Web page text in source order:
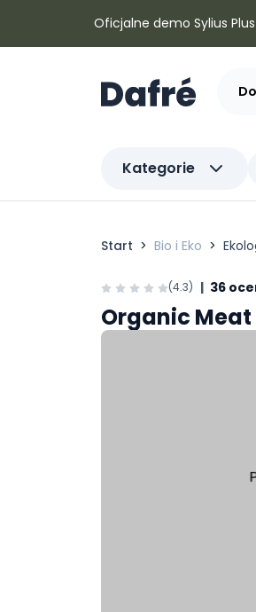
DafreOficjalne demo Sylius
Kategorie
Start Bio i Eko
(4.3) | 36
Organic